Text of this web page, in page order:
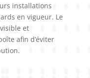
installations
en vigueur. Le
et
afin d’éviter